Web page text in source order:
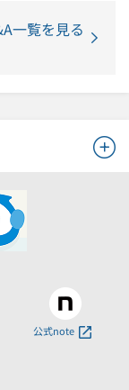
一覧を見る
公式note